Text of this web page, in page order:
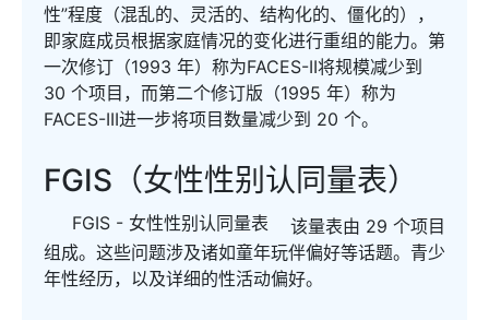
性”程度（混乱的、灵活的、结构化的、僵化的），
即家庭成员根据家庭情况的变化进行重组的能力。第
一次修订（1993 年）称为FACES-II将规模减少到
30 个项目，而第二个修订版（1995 年）称为
FACES-III进一步将项目数量减少到 20 个。
FGIS（女性性别认同量表）
FGIS - 女性性别认同量表
该量表由 29 个项目
组成。这些问题涉及诸如童年玩伴偏好等话题。青少
年性经历，以及详细的性活动偏好。